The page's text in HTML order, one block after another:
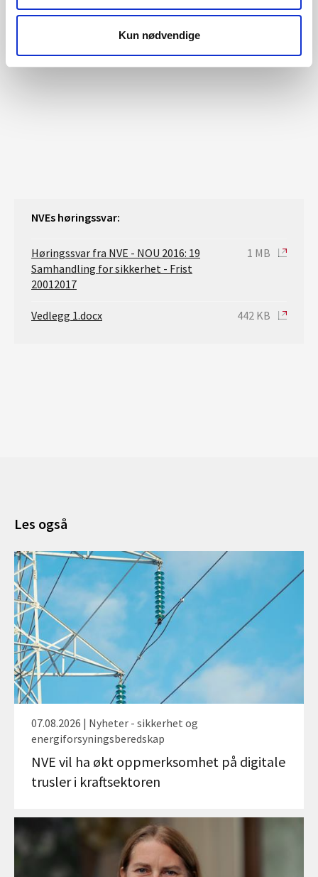
Kun nødvendige
kommende forskriftsarbeidet på relevante fagtema.
NVEs høringssvar:
Høringssvar fra NVE - NOU 2016: 19
Samhandling for sikkerhet - Frist
20012017
1 MB
Vedlegg 1.docx 442 KB
Les også
07.08.2026 | Nyheter - sikkerhet og
energiforsyningsberedskap
NVE vil ha økt oppmerksomhet på digitale
trusler i kraftsektoren